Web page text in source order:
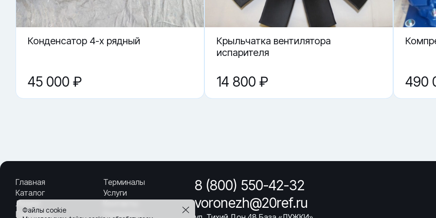
Файлы cookie
▼ Где купить крыльчатку Carrier 38-00585-00 в Воронеже?
Конденсатор 4-х рядный
45 000 ₽
Крыльчатка вентилятора
испарителя
14 800 ₽ 490
Главная
Каталог
Лизинг
Партнёры
Терминалы
Услуги
Реквизиты
8 (800) 550-42-32
voronezh@20ref.ru